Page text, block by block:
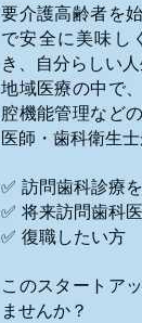
要介護高齢者を
で安全に美味し
き、自分らしい
地域医療の中で
腔機能管理など
医師・歯科衛生
✅ 訪問歯科診療
✅ 将来訪問歯科
✅ 復職したい方
このスタートア
ませんか？